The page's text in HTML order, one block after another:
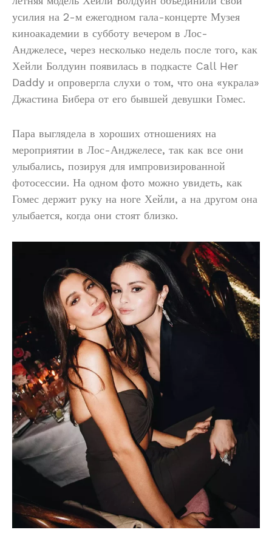
усилия на 2-м ежегодном гала-концерте Музея
киноакадемии в субботу вечером в Лос-
Анджелесе, через несколько недель после того, как
Хейли Болдуин появилась в подкасте Call Her
Daddy и опровергла слухи о том, что она «украла»
Джастина Бибера от его бывшей девушки Гомес.
Пара выглядела в хороших отношениях на
мероприятии в Лос-Анджелесе, так как все они
улыбались, позируя для импровизированной
фотосессии. На одном фото можно увидеть, как
Гомес держит руку на ноге Хейли, а на другом она
улыбается, когда они стоят близко.